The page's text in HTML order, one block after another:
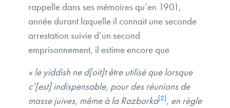
rappelle dans ses mémoires qu’en 1901,
année durant laquelle il connait une seconde
arrestation suivie d’un second
emprisonnement, il estime encore que
« le yiddish ne d[oit]t être utilisé que lorsque
c’[est] indispensable, pour des réunions de
masse juives, même à la Razborka[2], en règle